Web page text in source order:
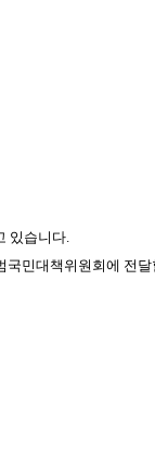
있습니다.
국민대책위원회에 전